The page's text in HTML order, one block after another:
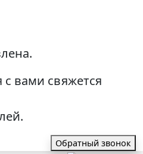
вами свяжется
Обратный звонок